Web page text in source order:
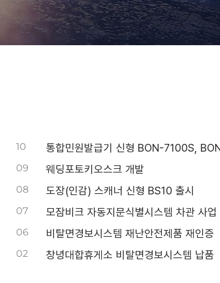
10 통합민원발급기 신형 BON-7100S,
09 웨딩포토키오스크 개발
08 도장(인감) 스캐너 신형 BS10 출시
07 모잠비크 자동지문식별시스템 차관 사
06 비탈면경보시스템 재난안전제품 재인증
02 창녕대합휴게소 비탈면경보시스템 납품